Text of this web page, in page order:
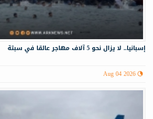
إسبانيا.. لا يزال نحو 5 آلاف مهاجر عالقا في سبتة
Aug 04 2026